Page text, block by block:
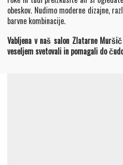
obeskov. Nudimo moderne dizajne,
barvne kombinacije.
Vabljena v naš salon Zlatarne
veseljem svetovali in pomagali do